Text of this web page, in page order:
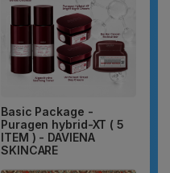
Basic Package -
Puragen hybrid-XT ( 5
ITEM ) - DAVIENA
SKINCARE